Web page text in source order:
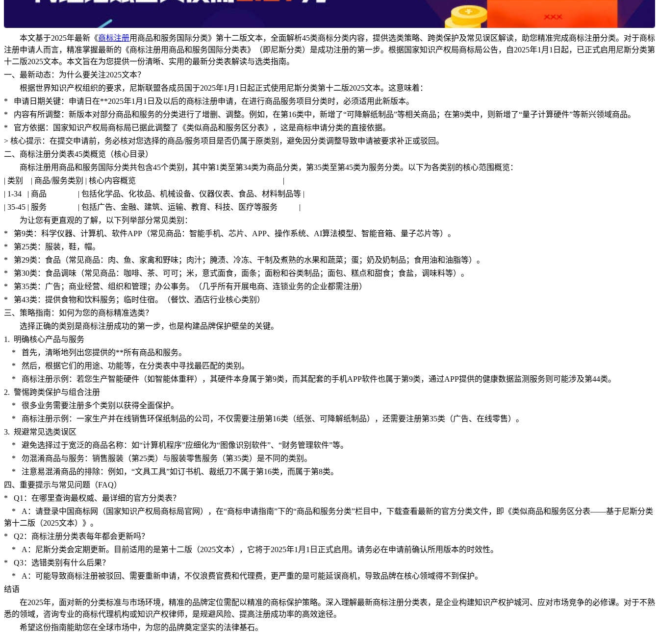
本文基于2025年最新《商标注册用商品和服务国际分类》第十二版文本，全面解析45类商标分类内容，提供选类策略、跨类保护及常见误区解读，助您精准完成商标注册分类。对于商标
注册申请人而言，精准掌握最新的《商标注册用商品和服务国际分类表》（即尼斯分类）是成功注册的第一步。根据国家知识产权局商标局公告，自2025年1月1日起，已正式启用尼斯分类第
十二版2025文本。本文旨在为您提供一份清晰、实用的最新分类表解读与选类指南。
一、最新动态：为什么要关注2025文本？
根据世界知识产权组织的要求，尼斯联盟各成员国于2025年1月1日起正式使用尼斯分类第十二版2025文本。这意味着：
* 申请日期关键：申请日在**2025年1月1日及以后的商标注册申请，在进行商品服务项目分类时，必须适用此新版本。
* 内容有所调整：新版本对部分商品和服务的分类进行了增删、调整。例如，在第16类中，新增了“可降解纸制品”等相关商品；在第9类中，则新增了“量子计算硬件”等新兴领域商品。
* 官方依据：国家知识产权局商标局已据此调整了《类似商品和服务区分表》，这是商标申请分类的直接依据。
> 核心提示：在提交申请前，务必核对您选择的商品/服务项目是否仍属于原类别，避免因分类调整导致申请被要求补正或驳回。
二、商标注册分类表45类概览（核心目录）
商标注册用商品和服务国际分类共包含45个类别，其中第1类至第34类为商品分类，第35类至第45类为服务分类。以下为各类别的核心范围概览：
| 类别 | 商品/服务类别 | 核心内容概览 |
| 1-34 | 商品 | 包括化学品、化妆品、机械设备、仪器仪表、食品、材料制品等 |
| 35-45 | 服务 | 包括广告、金融、建筑、运输、教育、科技、医疗等服务 |
为让您有更直观的了解，以下列举部分常见类别：
* 第9类：科学仪器、计算机、软件APP（常见商品：智能手机、芯片、APP、操作系统、AI算法模型、智能音箱、量子芯片等）。
* 第25类：服装，鞋，帽。
* 第29类：食品（常见商品：肉、鱼、家禽和野味；肉汁；腌渍、冷冻、干制及煮熟的水果和蔬菜；蛋；奶及奶制品；食用油和油脂等）。
* 第30类：食品调味（常见商品：咖啡、茶、可可；米，意式面食，面条；面粉和谷类制品；面包、糕点和甜食；食盐，调味料等）。
* 第35类：广告；商业经营、组织和管理；办公事务。（几乎所有开展电商、连锁业务的企业都需注册）
* 第43类：提供食物和饮料服务；临时住宿。（餐饮、酒店行业核心类别）
三、策略指南：如何为您的商标精准选类？
选择正确的类别是商标注册成功的第一步，也是构建品牌保护壁垒的关键。
1. 明确核心产品与服务
* 首先，清晰地列出您提供的**所有商品和服务。
* 然后，根据它们的用途、功能等，在分类表中寻找最匹配的类别。
* 商标注册示例：若您生产智能硬件（如智能体重秤），其硬件本身属于第9类，而其配套的手机APP软件也属于第9类，通过APP提供的健康数据监测服务则可能涉及第44类。
2. 警惕跨类保护与组合注册
* 很多业务需要注册多个类别以获得全面保护。
* 商标注册示例：一家生产并在线销售环保纸制品的公司，不仅需要注册第16类（纸张、可降解纸制品），还需要注册第35类（广告、在线零售）。
3. 规避常见选类误区
* 避免选择过于宽泛的商品名称：如“计算机程序”应细化为“图像识别软件”、“财务管理软件”等。
* 勿混淆商品与服务：销售服装（第25类）与服装零售服务（第35类）是不同的类别。
* 注意易混淆商品的排除：例如，“文具工具”如订书机、裁纸刀不属于第16类，而属于第8类。
四、重要提示与常见问题（FAQ）
* Q1：在哪里查询最权威、最详细的官方分类表？
* A：请登录中国商标网（国家知识产权局商标局官网），在“商标申请指南”下的“商品和服务分类”栏目中，下载查看最新的官方分类文件，即《类似商品和服务区分表——基于尼斯分类
第十二版（2025文本）》。
* Q2：商标注册分类表每年都会更新吗？
* A：尼斯分类会定期更新。目前适用的是第十二版（2025文本），它将于2025年1月1日正式启用。请务必在申请前确认所用版本的时效性。
* Q3：选错类别有什么后果？
* A：可能导致商标注册被驳回、需要重新申请，不仅浪费官费和代理费，更严重的是可能延误商机，导致品牌在核心领域得不到保护。
结语
在2025年，面对新的分类标准与市场环境，精准的品牌定位需配以精准的商标保护策略。深入理解最新商标注册分类表，是企业构建知识产权护城河、应对市场竞争的必修课。对于不熟
悉的领域，咨询专业的商标代理机构或知识产权律师，是规避风险、提高注册成功率的高效途径。
希望这份指南能助您在全球市场中，为您的品牌奠定坚实的法律基石。